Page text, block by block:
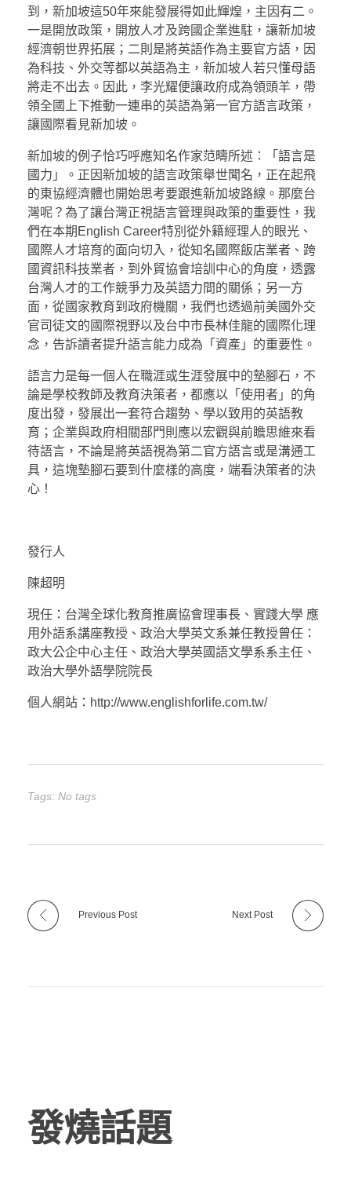
到，新加坡這50年來能發展得如此輝煌，主因有二。
一是開放政策，開放人才及跨國企業進駐，讓新加坡
經濟朝世界拓展；二則是將英語作為主要官方語，因
為科技、外交等都以英語為主，新加坡人若只懂母語
將走不出去。因此，李光耀便讓政府成為領頭羊，帶
領全國上下推動一連串的英語為第一官方語言政策，
讓國際看見新加坡。
新加坡的例子恰巧呼應知名作家范疇所述：「語言是
國力」。正因新加坡的語言政策舉世聞名，正在起飛
的東協經濟體也開始思考要跟進新加坡路線。那麼台
灣呢？為了讓台灣正視語言管理與政策的重要性，我
們在本期English Career特別從外籍經理人的眼光、
國際人才培育的面向切入，從知名國際飯店業者、跨
國資訊科技業者，到外貿協會培訓中心的角度，透露
台灣人才的工作競爭力及英語力間的關係；另一方
面，從國家教育到政府機關，我們也透過前美國外交
官司徒文的國際視野以及台中市長林佳龍的國際化理
念，告訴讀者提升語言能力成為「資產」的重要性。
語言力是每一個人在職涯或生涯發展中的墊腳石，不
論是學校教師及教育決策者，都應以「使用者」的角
度出發，發展出一套符合趨勢、學以致用的英語教
育；企業與政府相關部門則應以宏觀與前瞻思維來看
待語言，不論是將英語視為第二官方語言或是溝通工
具，這塊墊腳石要到什麼樣的高度，端看決策者的決
心！
發行人
陳超明
現任：台灣全球化教育推廣協會理事長、實踐大學 應
用外語系講座教授、政治大學英文系兼任教授曾任：
政大公企中心主任、政治大學英國語文學系系主任、
政治大學外語學院院長
個人網站：http://www.englishforlife.com.tw/
Tags: No tags
Previous Post Next Post
發燒話題